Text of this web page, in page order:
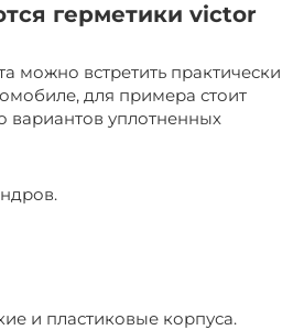
герметики victor
можно встретить практически
для примера стоит
вариантов уплотненных
и пластиковые корпуса.